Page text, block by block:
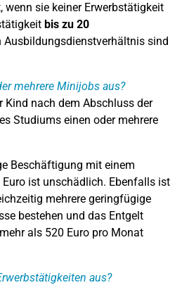
wenn sie keiner Erwerbstätigkeit
bis zu 20
Ausbildungsdienstverhältnis sind
mehrere Minijobs aus?
Kind nach dem Abschluss der
Studiums einen oder mehrere
Beschäftigung mit einem
ist unschädlich. Ebenfalls ist
mehrere geringfügige
bestehen und das Entgelt
als 520 Euro pro Monat
aus?